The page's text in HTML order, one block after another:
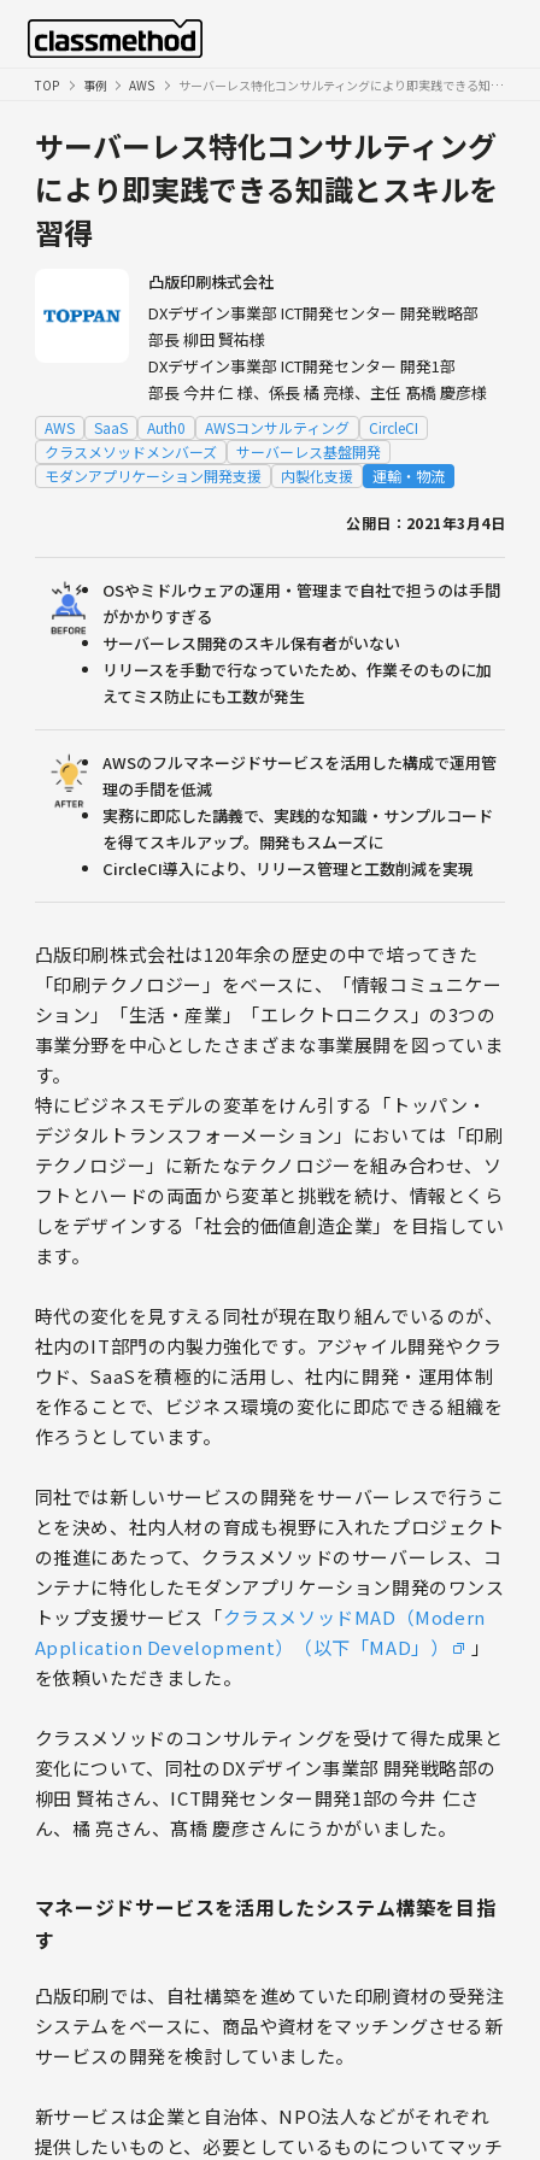
TOP 事例 AWS サーバーレス特化コンサルティングにより即実践できる知識とスキルを習得
サーバーレス特化コンサルティング
により即実践できる知識とスキルを
習得
凸版印刷株式会社
DXデザイン事業部 ICT開発センター 開発戦略部
部長 柳田 賢祐様
DXデザイン事業部 ICT開発センター 開発1部
部長 今井 仁 様、係長 橘 亮様、主任 髙橋 慶彦様
AWS SaaS Auth0 AWSコンサルティング
CircleCI
クラスメソッドメンバーズ
サーバーレス基盤開発
モダンアプリケーション開発支援
内製化支援 運輸・物流
公開日：2021年3月4日
OSやミドルウェアの運用・管理まで自社で担うのは手間
がかかりすぎる
サーバーレス開発のスキル保有者がいない
リリースを手動で行なっていたため、作業そのものに加
えてミス防止にも工数が発生
AWSのフルマネージドサービスを活用した構成で運用管
理の手間を低減
実務に即応した講義で、実践的な知識・サンプルコード
を得てスキルアップ。開発もスムーズに
CircleCI導入により、リリース管理と工数削減を実現
凸版印刷株式会社は120年余の歴史の中で培ってきた
「印刷テクノロジー」をベースに、「情報コミュニケー
ション」「生活・産業」「エレクトロニクス」の3つの
事業分野を中心としたさまざまな事業展開を図っていま
す。
特にビジネスモデルの変革をけん引する「トッパン・
デジタルトランスフォーメーション」においては「印刷
テクノロジー」に新たなテクノロジーを組み合わせ、ソ
フトとハードの両面から変革と挑戦を続け、情報とくら
しをデザインする「社会的価値創造企業」を目指してい
ます。
時代の変化を見すえる同社が現在取り組んでいるのが、
社内のIT部門の内製力強化です。アジャイル開発やクラ
ウド、SaaSを積極的に活用し、社内に開発・運用体制
を作ることで、ビジネス環境の変化に即応できる組織を
作ろうとしています。
同社では新しいサービスの開発をサーバーレスで行うこ
とを決め、社内人材の育成も視野に入れたプロジェクト
の推進にあたって、クラスメソッドのサーバーレス、コ
ンテナに特化したモダンアプリケーション開発のワンス
トップ支援サービス「クラスメソッドMAD（Modern
Application Development）（以下「MAD」）
」
を依頼いただきました。
クラスメソッドのコンサルティングを受けて得た成果と
変化について、同社のDXデザイン事業部 開発戦略部の
柳田 賢祐さん、ICT開発センター開発1部の今井 仁さ
ん、橘 亮さん、髙橋 慶彦さんにうかがいました。
マネージドサービスを活用したシステム構築を目指
す
凸版印刷では、自社構築を進めていた印刷資材の受発注
システムをベースに、商品や資材をマッチングさせる新
サービスの開発を検討していました。
新サービスは企業と自治体、NPO法人などがそれぞれ
提供したいものと、必要としているものについてマッチ